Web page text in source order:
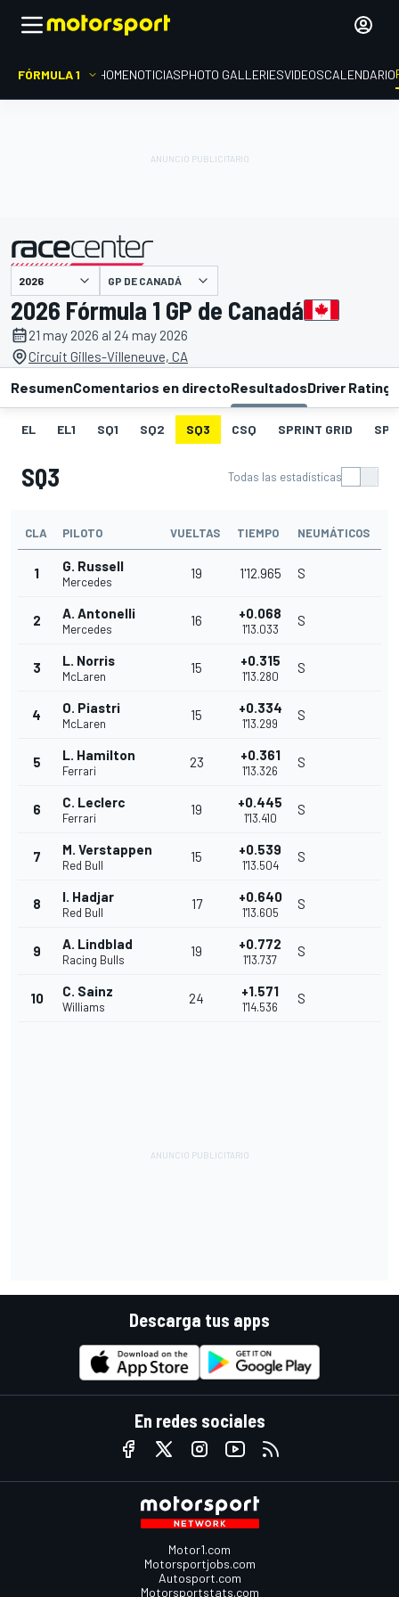
FÓRMULA 1 HOMENOTICIASPHOTO GALLERIESVIDEOSCALENDARIO
presentado por GP DE CANADÁ
2026 Fórmula 1 GP de Canadá
21 may 2026 al 24 may 2026
Circuit Gilles-Villeneuve, CA
ResumenComentarios en directoResultadosDriver Ratings
EL EL1 SQ1 SQ2 SQ3 CSQ SPRINT GRID
SQ3 Todas las estadísticas
CLA PILOTO VUELTAS TIEMPO NEUMÁTICOS
1 G. Russell
Mercedes
19 1'12.965 S
2 A. Antonelli
Mercedes
16 +0.068
1'13.033
S
3 L. Norris
McLaren
15 +0.315
1'13.280
S
4 O. Piastri
McLaren
15 +0.334
1'13.299
S
5 L. Hamilton
Ferrari
23 +0.361
1'13.326
S
6 C. Leclerc
Ferrari
19 +0.445
1'13.410
S
7 M. Verstappen
Red Bull
15 +0.539
1'13.504
S
8 I. Hadjar
Red Bull
17 +0.640
1'13.605
S
9 A. Lindblad
Racing Bulls
19 +0.772
1'13.737
S
10 C. Sainz
Williams
24 +1.571
1'14.536
S
Descarga tus apps
En redes sociales
Motor1.com
Motorsportjobs.com
Autosport.com
Motorsportstats.com